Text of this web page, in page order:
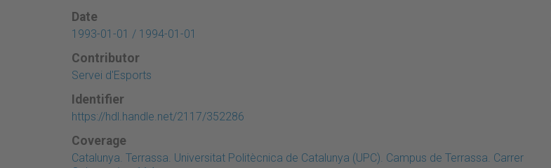
Date
1993-01-01 / 1994-01-01
Contributor
Servei d'Esports
Identifier
https://hdl.handle.net/2117/352286
Coverage
Catalunya. Terrassa. Universitat Politècnica de Catalunya (UPC). Campus de Terrassa. Carrer